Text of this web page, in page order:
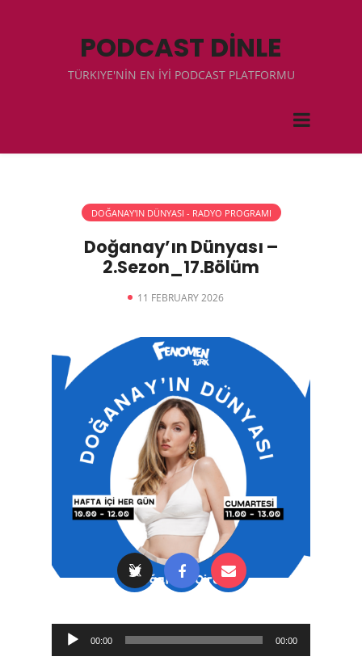
PODCAST DİNLE
TÜRKIYE'NİN EN İYİ PODCAST PLATFORMU
DOĞANAY'IN DÜNYASI - RADYO PROGRAMI
Doğanay’ın Dünyası –
2.Sezon_17.Bölüm
11 FEBRUARY 2026
Audio
Player
00:00 00:00